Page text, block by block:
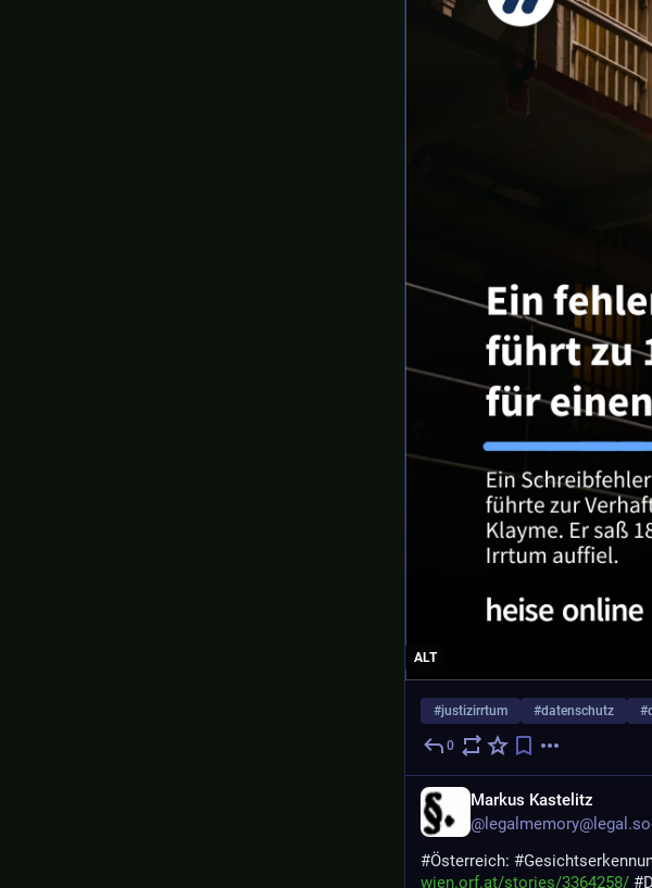
ALT
#justizirrtum #datenschutz #
0
Markus Kastelitz
#Österreich: #
wien.orf.at/stories/3364258/ #